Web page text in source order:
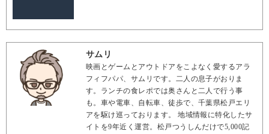
サムリ
映画とゲームとアウトドアをこよなく愛するアラ
フィフパパ、サムリです。二人の息子がおりま
す。ランチの食レポでは奥さんと二人で行う事
も。車や電車、自転車、徒歩で、千葉県松戸エリ
アを駆け巡っております。 地域情報に特化したサ
イトを9年近く運営。松戸つうしんだけで5,000記